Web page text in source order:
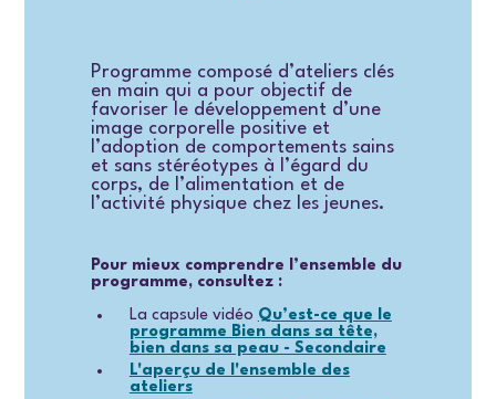
Programme composé d’ateliers clés
en main qui a pour objectif de
favoriser le développement d’une
image corporelle positive et
l’adoption de comportements sains
et sans stéréotypes à l’égard du
corps, de l’alimentation et de
l’activité physique chez les jeunes.
Pour mieux comprendre l’ensemble du
programme, consultez :
La capsule vidéo Qu’est-ce que le
programme Bien dans sa tête,
bien dans sa peau - Secondaire
L'aperçu de l'ensemble des
ateliers